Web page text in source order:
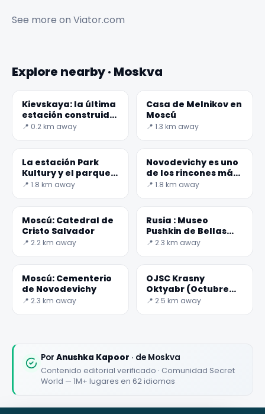
See more on Viator.com
Explore nearby · Moskva
Kievskaya: la última
estación construida
en el Anillo Central
📍 0.2 km away
Casa de Melnikov en
Moscú
📍 1.3 km away
La estación Park
Kultury y el parque
Gorky
📍 1.8 km away
Novodevichy es uno
de los rincones más
bellos de Moscú
📍 1.8 km away
Moscú: Catedral de
Cristo Salvador
📍 2.2 km away
Rusia : Museo
Pushkin de Bellas
Artes
📍 2.3 km away
Moscú: Cementerio
de Novodevichy
📍 2.3 km away
OJSC Krasny
Oktyabr (Octubre
Rojo)
📍 2.5 km away
Por Anushka Kapoor · de Moskva
Contenido editorial verificado · Comunidad Secret
World — 1M+ lugares en 62 idiomas
✕
★★★★★